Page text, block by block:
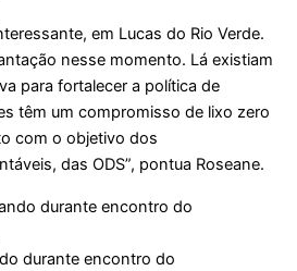
em Lucas do Rio Verde.
nesse momento. Lá existiam
para fortalecer a política de
têm um compromisso de lixo zero
com o objetivo dos
das ODS”, pontua Roseane.
durante encontro do